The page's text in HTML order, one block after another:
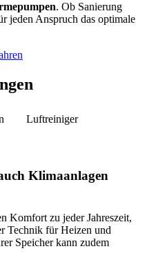
. Ob Sanierung
jeden Anspruch das optimale
Luftreiniger
Klimaanlagen
Komfort zu jeder Jahreszeit,
Technik für Heizen und
Speicher kann zudem